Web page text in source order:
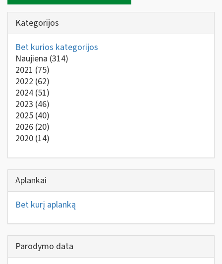
Kategorijos
Bet kurios kategorijos
Naujiena (314)
2021 (75)
2022 (62)
2024 (51)
2023 (46)
2025 (40)
2026 (20)
2020 (14)
Aplankai
Bet kurį aplanką
Parodymo data